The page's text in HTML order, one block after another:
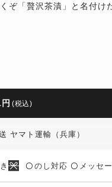
ぞ「贅沢茶漬」と名付け
(税込)
ヤマト運輸（兵庫）
〇 のし対応 〇 メッセ